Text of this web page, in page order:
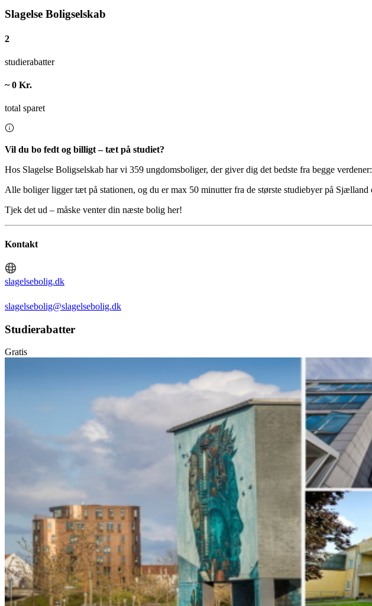
Slagelse Boligselskab
2
studierabatter
~ 0 Kr.
total sparet
Vil du bo fedt og billigt – tæt på studiet?
Hos Slagelse Boligselskab har vi 359 ungdomsboliger, der giver dig det bedste fra begge
Alle boliger ligger tæt på stationen, og du er max 50 minutter fra de største studiebyer på
Tjek det ud – måske venter din næste bolig her!
Kontakt
slagelsebolig.dk
slagelsebolig@slagelsebolig.dk
Studierabatter
Gratis